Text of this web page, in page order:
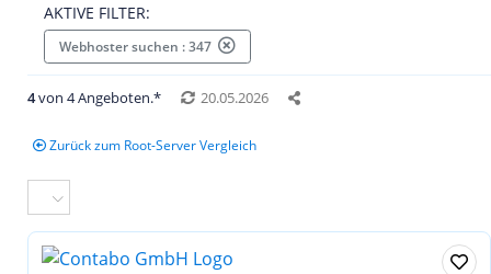
AKTIVE FILTER:
Webhoster suchen : 347
4von 4 Angeboten.* 20.05.2026
Zurück zum Root-Server Vergleich